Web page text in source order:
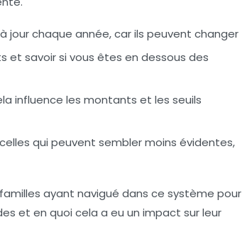
jour chaque année, car ils peuvent changer
et savoir si vous êtes en dessous des
influence les montants et les seuils
qui peuvent sembler moins évidentes,
ayant navigué dans ce système pour
et en quoi cela a eu un impact sur leur